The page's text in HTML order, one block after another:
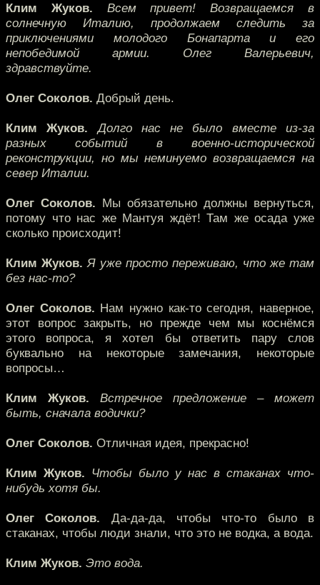
Клим Жуков. Всем привет! Возвращаемся в
солнечную Италию, продолжаем следить за
приключениями молодого Бонапарта и его
непобедимой армии. Олег Валерьевич,
здравствуйте.
Олег Соколов. Добрый день.
Клим Жуков. Долго нас не было вместе из-за
разных событий в военно-исторической
реконструкции, но мы неминуемо возвращаемся на
север Италии.
Олег Соколов. Мы обязательно должны вернуться,
потому что нас же Мантуя ждёт! Там же осада уже
сколько происходит!
Клим Жуков. Я уже просто переживаю, что же там
без нас-то?
Олег Соколов. Нам нужно как-то сегодня, наверное,
этот вопрос закрыть, но прежде чем мы коснёмся
этого вопроса, я хотел бы ответить пару слов
буквально на некоторые замечания, некоторые
вопросы…
Клим Жуков. Встречное предложение – может
быть, сначала водички?
Олег Соколов. Отличная идея, прекрасно!
Клим Жуков. Чтобы было у нас в стаканах что-
нибудь хотя бы.
Олег Соколов. Да-да-да, чтобы что-то было в
стаканах, чтобы люди знали, что это не водка, а вода.
Клим Жуков. Это вода.